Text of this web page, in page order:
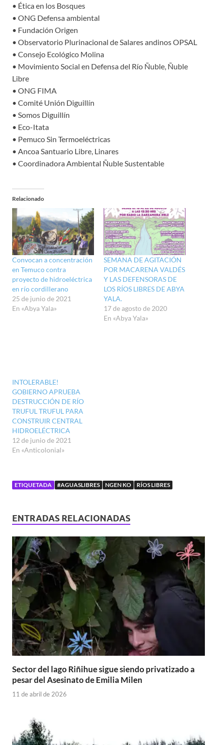
• Ética en los Bosques
• ONG Defensa ambiental
• Fundación Origen
• Observatorio Plurinacional de Salares andinos OPSAL
• Consejo Ecológico Molina
• Movimiento Social en Defensa del Río Ñuble, Ñuble
Libre
• ONG FIMA
• Comité Unión Diguillín
• Somos Diguillín
• Eco-Itata
• Pemuco Sin Termoeléctricas
• Ancoa Santuario Libre, Linares
• Coordinadora Ambiental Ñuble Sustentable
Relacionado
Convocan a concentración
en Temuco contra
proyecto de hidroeléctrica
en río cordillerano
25 de junio de 2021
En «Abya Yala»
SEMANA DE AGITACIÓN
POR MACARENA VALDÉS
Y LAS DEFENSORAS DE
LOS RÍOS LIBRES DE ABYA
YALA.
17 de agosto de 2020
En «Abya Yala»
INTOLERABLE!
GOBIERNO APRUEBA
DESTRUCCIÓN DE RÍO
TRUFUL TRUFUL PARA
CONSTRUIR CENTRAL
HIDROELÉCTRICA
12 de junio de 2021
En «Anticolonial»
ETIQUETADA #AGUASLIBRES NGEN KO RÍOS LIBRES
ENTRADAS RELACIONADAS
Sector del lago Riñihue sigue siendo privatizado a
pesar del Asesinato de Emilia Milen
11 de abril de 2026